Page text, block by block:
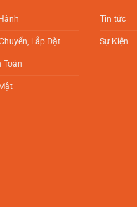
Lắp Đặt
Toán
Tin tức
Sự Kiện